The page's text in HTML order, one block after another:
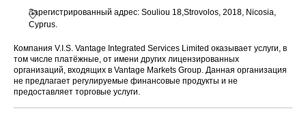
Зарегистрированный адрес: Souliou 18,Strovolos, 2018, Nicosia,
Cyprus.
Компания V.I.S. Vantage Integrated Services Limited оказывает услуги, в
том числе платёжные, от имени других лицензированных
организаций, входящих в Vantage Markets Group. Данная организация
не предлагает регулируемые финансовые продукты и не
предоставляет торговые услуги.